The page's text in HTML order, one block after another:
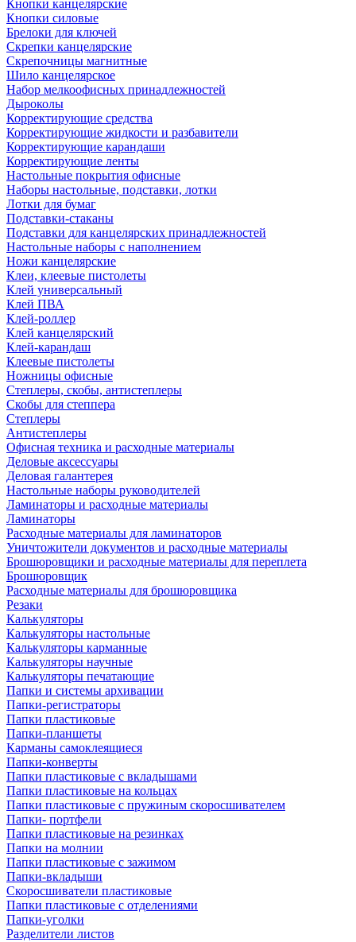
Кнопки канцелярские
Кнопки силовые
Брелоки для ключей
Скрепки канцелярские
Скрепочницы магнитные
Шило канцелярское
Набор мелкоофисных принадлежностей
Дыроколы
Корректирующие средства
Корректирующие жидкости и разбавители
Корректирующие карандаши
Корректирующие ленты
Настольные покрытия офисные
Наборы настольные, подставки, лотки
Лотки для бумаг
Подставки-стаканы
Подставки для канцелярских принадлежностей
Настольные наборы с наполнением
Ножи канцелярские
Клеи, клеевые пистолеты
Клей универсальный
Клей ПВА
Клей-роллер
Клей канцелярский
Клей-карандаш
Клеевые пистолеты
Ножницы офисные
Степлеры, скобы, антистеплеры
Скобы для степпера
Степлеры
Антистеплеры
Офисная техника и расходные материалы
Деловые аксессуары
Деловая галантерея
Настольные наборы руководителей
Ламинаторы и расходные материалы
Ламинаторы
Расходные материалы для ламинаторов
Уничтожители документов и расходные материалы
Брошюровщики и расходные материалы для переплета
Брошюровщик
Расходные материалы для брошюровщика
Резаки
Калькуляторы
Калькуляторы настольные
Калькуляторы карманные
Калькуляторы научные
Калькуляторы печатающие
Папки и системы архивации
Папки-регистраторы
Папки пластиковые
Папки-планшеты
Карманы самоклеящиеся
Папки-конверты
Папки пластиковые с вкладышами
Папки пластиковые на кольцах
Папки пластиковые с пружиным скоросшивателем
Папки- портфели
Папки пластиковые на резинках
Папки на молнии
Папки пластиковые с зажимом
Папки-вкладыши
Скоросшиватели пластиковые
Папки пластиковые с отделениями
Папки-уголки
Разделители листов